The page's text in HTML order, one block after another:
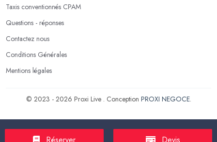
Taxis conventionnés CPAM
Questions - réponses
Contactez nous
Conditions Générales
Mentions légales
© 2023 - 2026 Proxi Live . Conception PROXI NEGOCE.